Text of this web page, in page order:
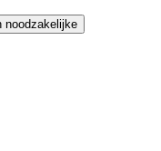
noodzakelijke